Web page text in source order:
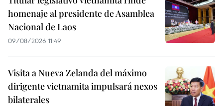
homenaje al presidente de Asamblea
Nacional de Laos
09/08/2026 11:49
Visita a Nueva Zelanda del máximo
dirigente vietnamita impulsará nexos
bilaterales